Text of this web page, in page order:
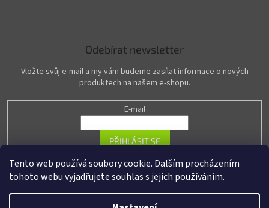
Tento web používá soubory cookie. Dalším procházením
tohoto webu vyjadřujete souhlas s jejich používáním.
Odebírat newsletter
Vložte svůj e-mail a my vám budeme zasílat informace o nových
produktech na našem e-shopu.
E-mail
PŘIHLÁSIT SE
Vytvořil Shoptet